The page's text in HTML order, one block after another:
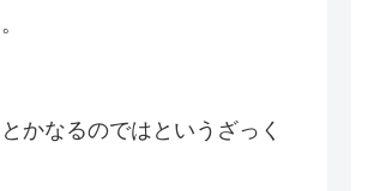
かなるのではというざっく